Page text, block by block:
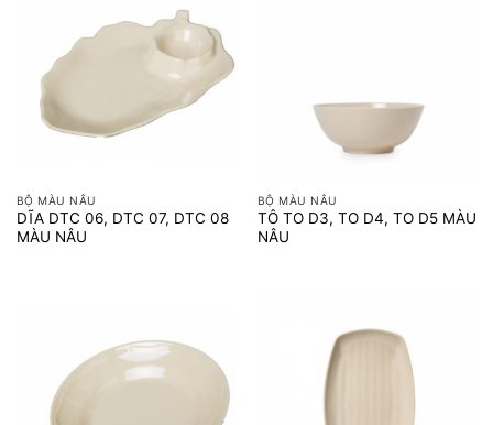
BỘ MÀU NÂU
DĨA DTC 06, DTC 07, DTC 08
MÀU NÂU
BỘ MÀU NÂU
TÔ TO D3, TO D4, TO D5 MÀU
NÂU